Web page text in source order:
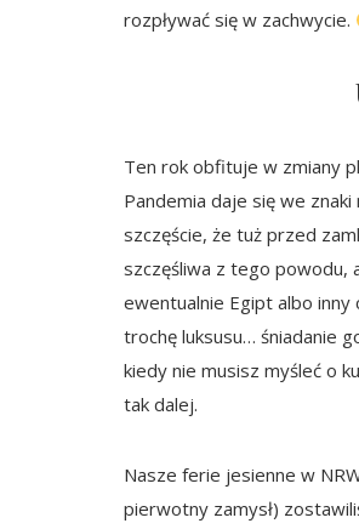
rozpływać się w zachwycie.
Ten rok obfituje w zmiany
Pandemia daje się we
szczęście, że tuż przed
szczęśliwa z tego powodu,
ewentualnie Egipt albo inny
trochę luksusu… śniadanie
kiedy nie musisz myśleć o
tak dalej.
Nasze ferie jesienne w
pierwotny zamysł)